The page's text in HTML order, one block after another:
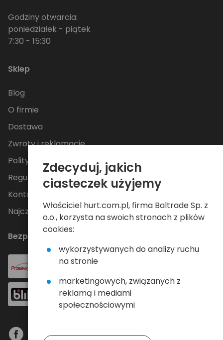
Godziny otwarcia:
poniedziałek - piątek
7:30 - 15:30
Sklep
Blog
O firmie
Dostawa
Zwroty i reklamacje
Polityka Prywatności
Regulamin
Kontakt
Najczęściej zadawane pytania
Bezpieczne płatności
Zdecyduj, jakich
ciasteczek użyjemy
Właściciel hurt.com.pl, firma Baltrade Sp. z
o.o., korzysta na swoich stronach z plików
cookies:
wykorzystywanych do analizy ruchu
na stronie
marketingowych, związanych z
reklamą i mediami
społecznościowymi